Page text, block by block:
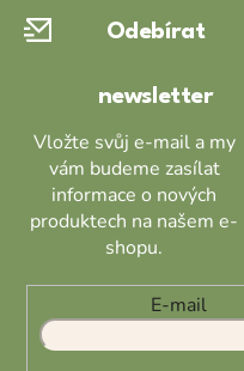
Odebírat
newsletter
Vložte svůj e-mail a my
vám budeme zasílat
informace o nových
produktech na našem e-
shopu.
E-mail